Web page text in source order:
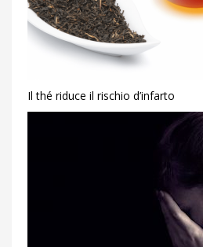
Il thé riduce il rischio d’infarto